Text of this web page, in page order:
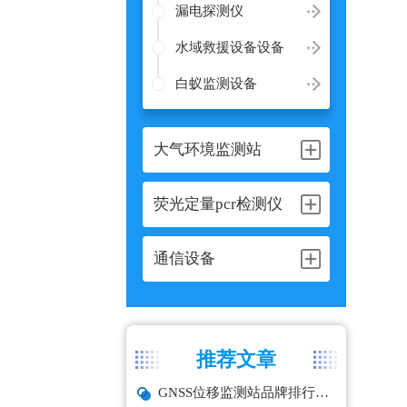
漏电探测仪
水域救援设备设备
白蚁监测设备
大气环境监测站
荧光定量pcr检测仪
通信设备
推荐文章
GNSS位移监测站品牌排行与选型推荐